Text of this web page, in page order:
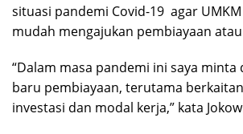
situasi pandemi Covid-19 agar
mudah mengajukan pembiayaan
“Dalam masa pandemi ini saya minta
baru pembiayaan, terutama
investasi dan modal kerja,” kata